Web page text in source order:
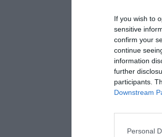
If you wish to
sensitive
confirm your
continue
information
further
participants.
Downstream
Personal